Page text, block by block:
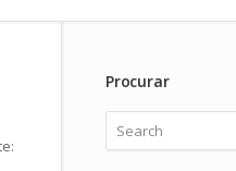
Procurar